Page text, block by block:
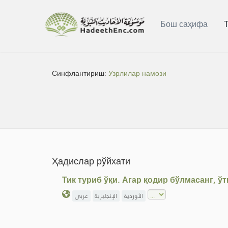
Бош саҳифа
Синфлантириш:Узрлилар намози
Ҳадислар рўйхати
Тик туриб ўқи. Агар қодир бўлмасанг,
عربي الإنجليزية الأوردية